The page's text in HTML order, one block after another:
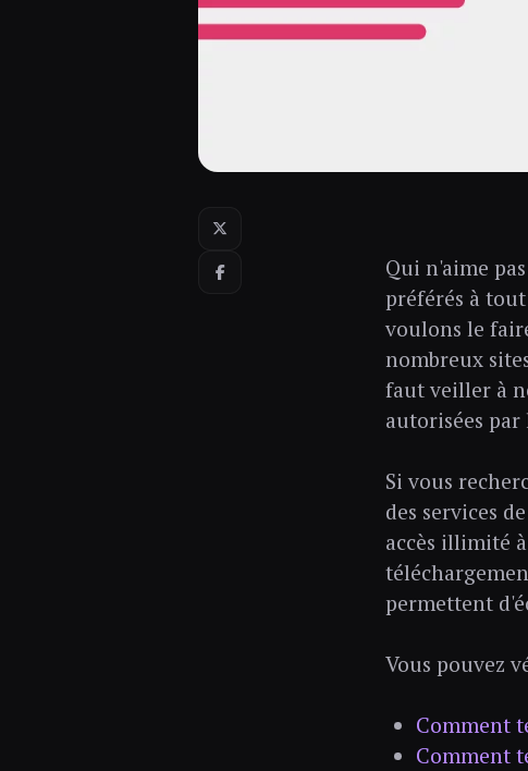
Qui n'aime
préférés à
voulons le
nombreux
faut veiller à
autorisées
Si vous
des services
accès illimité
permettent
Vous pouvez
Comment
Comment